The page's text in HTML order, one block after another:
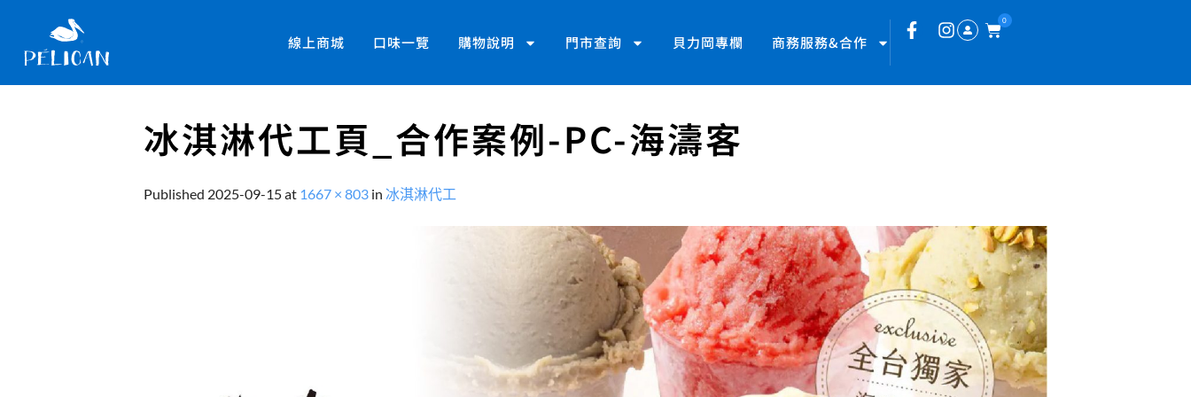
線上商城 口味一覽 購物說明 門市查詢 貝力岡專欄 商務服務&合作
0
冰淇淋代工頁_合作案例-PC-海濤客
Published 2025-09-15at 1667 × 803 in 冰淇淋代工